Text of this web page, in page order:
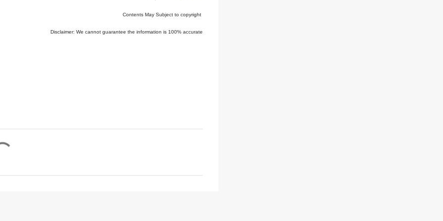
Contents May Subject to copyright
Disclaimer: We cannot guarantee the information is 100% accurate